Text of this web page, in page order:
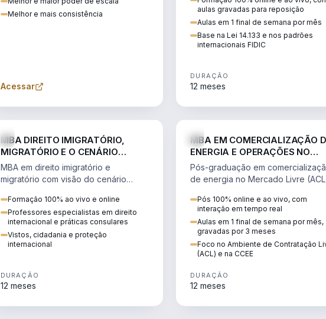
Melhor e mais consistência
Acessar
pleitos, delay analysis e FIDIC.
aulas gravadas para reposição
Aulas em 1 final de semana por mês
Base na Lei 14.133 e nos padrões
internacionais FIDIC
DURAÇÃO
12 meses
MBA DIREITO IMIGRATÓRIO,
MIGRATÓRIO E O CENÁRIO
INTERNACIONAL
MBA em direito imigratório e
migratório com visão do cenário
regularização e consultoria
transnacional.
Formação 100% ao vivo e online
Professores especialistas em direito
internacional e práticas consulares
Vistos, cidadania e proteção
internacional
DURAÇÃO
12 meses
MBA EM COMERCIALIZAÇÃO
ENERGIA E OPERAÇÕES NO
MERCADO LIVRE
Pós-graduação em
de energia no Mercado Livre
risco e migração de clientes.
Pós 100% online e ao vivo, com
interação em tempo real
Aulas em 1 final de semana por mês,
gravadas por 3 meses
Foco no Ambiente de Contratação
(ACL) e na CCEE
DURAÇÃO
12 meses